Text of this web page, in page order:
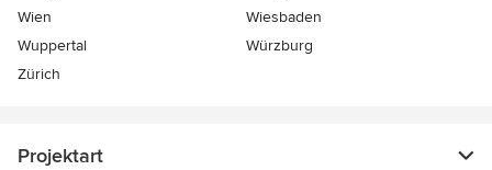
Wien
Wiesbaden
Wuppertal
Würzburg
Zürich
Projektart